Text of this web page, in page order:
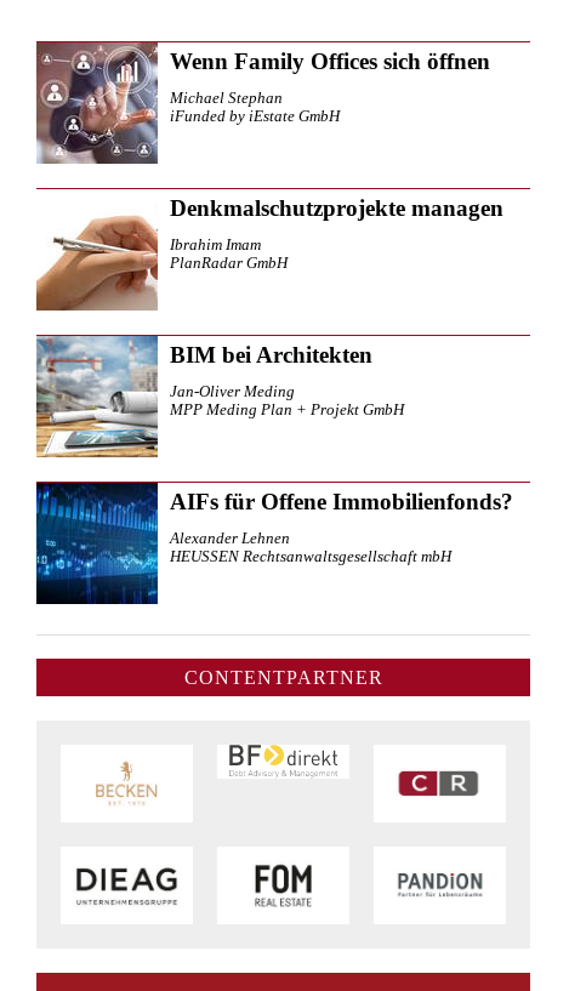
Wenn Family Offices sich öffnen
Michael Stephan
iFunded by iEstate GmbH
Denkmalschutzprojekte managen
Ibrahim Imam
PlanRadar GmbH
BIM bei Architekten
Jan-Oliver Meding
MPP Meding Plan + Projekt GmbH
AIFs für Offene Immobilienfonds?
Alexander Lehnen
HEUSSEN Rechtsanwaltsgesellschaft mbH
CONTENTPARTNER